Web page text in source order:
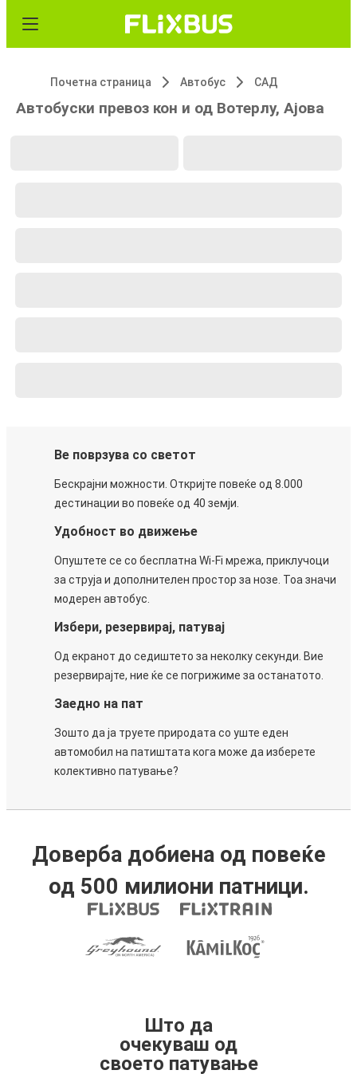
Почетна страница Автобус САД
Автобуски превоз кон и од Вотерлу, Ајова
Ве поврзува со светот
Бескрајни можности. Откријте повеќе од 8.000
дестинации во повеќе од 40 земји.
Удобност во движење
Опуштете се со бесплатна Wi-Fi мрежа, приклучоци
за струја и дополнителен простор за нозе. Тоа значи
модерен автобус.
Избери, резервирај, патувај
Од екранот до седиштето за неколку секунди. Вие
резервирајте, ние ќе се погрижиме за останатото.
Заедно на пат
Зошто да ја труете природата со уште еден
автомобил на патиштата кога може да изберете
колективно патување?
Доверба добиена од повеќе
од 500 милиони патници.
Што да
очекуваш од
своето патување